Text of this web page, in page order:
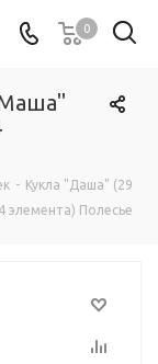
0
- Кукла "Даша" (29
элемента) Полесье